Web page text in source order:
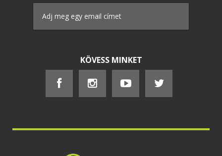
KÖVESS MINKET